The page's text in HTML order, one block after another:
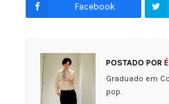
Facebook
POSTADO POR
Graduado em
pop.